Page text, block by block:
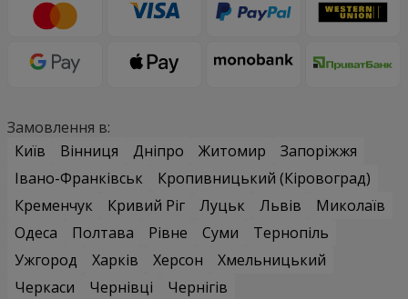
Замовлення в:
Київ
Вінниця Дніпро Житомир
Запоріжжя
Івано-Франківськ
Кропивницький (Кіровоград)
Кременчук
Кривий Ріг Луцьк Львів
Миколаїв
Одеса
Полтава Рівне Суми
Тернопіль
Ужгород
Харків Херсон
Хмельницький
Черкаси
Чернівці
Чернігів